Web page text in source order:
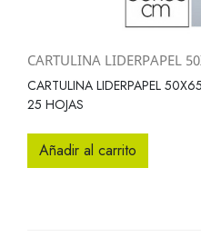
CARTULINA LIDERPAPEL
CARTULINA LIDERPAPEL
25 HOJAS
Añadir al carrito